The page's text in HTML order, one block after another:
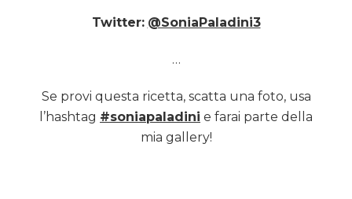
Twitter: @SoniaPaladini3
…
Se provi questa ricetta, scatta una foto, usa
l’hashtag #soniapaladini e farai parte della
mia gallery!